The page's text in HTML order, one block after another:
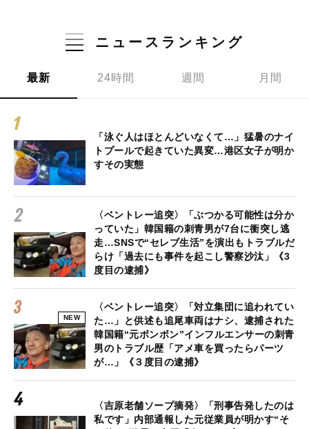
ニュースランキング
最新 24時間 週間 月間
「泳ぐ人はほとんどいなくて…」猛暑のナイ
トプールで起きていた異変…港区女子が明か
すその実態
〈ベントレー追突〉「ぶつかる可能性は分か
っていた」韓国籍の刺青男が7台に衝突し逃
走…SNSで“セレブ生活”を演出もトラブルだ
らけ「過去にも事件を起こし警察沙汰」《3
度目の逮捕》
NEW
〈ベントレー追突〉「対立集団に追われてい
た…」と供述も追尾車両はナシ、逮捕された
韓国籍“元ボンボン”インフルエンサーの刺青
男のトラブル歴「アメ車を買ったらパーツ
が…」《３度目の逮捕》
〈吉原老舗ソープ摘発〉「刑事告発したのは
私です」内部通報した元従業員が明かす“そ